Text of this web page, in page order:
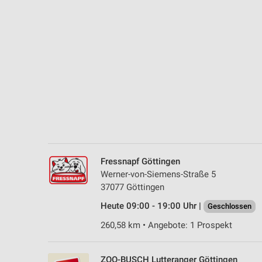
Fressnapf Göttingen
Werner-von-Siemens-Straße 5
37077 Göttingen
Heute 09:00 - 19:00 Uhr |
Geschlossen
260,58 km • Angebote: 1 Prospekt
ZOO-BUSCH Lutteranger Göttingen
Nicht-IAB-Verarbeitungszwecke: